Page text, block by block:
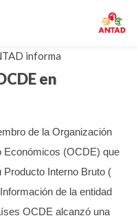
informa
en
de la Organización
Económicos (OCDE) que
Interno Bruto (
Información de la entidad
OCDE alcanzó una